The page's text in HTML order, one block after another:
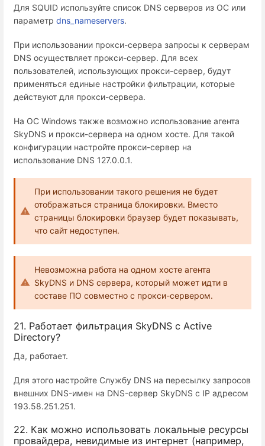
Для SQUID используйте список DNS серверов из ОС или
параметр dns_nameservers.
При использовании прокси-сервера запросы к серверам
DNS осуществляет прокси-сервер. Для всех
пользователей, использующих прокси-сервер, будут
применяться единые настройки фильтрации, которые
действуют для прокси-сервера.
На ОС Windows также возможно использование агента
SkyDNS и прокси-сервера на одном хосте. Для такой
конфигурации настройте прокси-сервер на
использование DNS 127.0.0.1.
При использовании такого решения не будет
отображаться страница блокировки. Вместо
страницы блокировки браузер будет показывать,
что сайт недоступен.
Невозможна работа на одном хосте агента
SkyDNS и DNS сервера, который может идти в
составе ПО совместно с прокси-сервером.
21. Работает фильтрация SkyDNS с Active
Directory?
Да, работает.
Для этого настройте Службу DNS на пересылку запросов
внешних DNS-имен на DNS-сервер SkyDNS с IP адресом
193.58.251.251.
22. Как можно использовать локальные ресурсы
провайдера, невидимые из интернет (например,